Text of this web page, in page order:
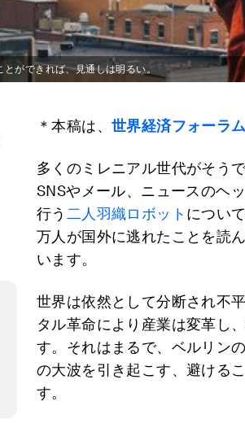
ができれば、見通しは明るい。
＊本稿は、 世界経済フォーラ
多くのミレニアル世代がそう
SNSやメール、ニュースのヘ
行う 二人羽織ロボット につい
万人が国外に逃れたことを読
います。
世界は依然として分断され不
タル革命により産業は変革し
す。それはまるで、ベルリン
の大波を引き起こす、避ける
す。